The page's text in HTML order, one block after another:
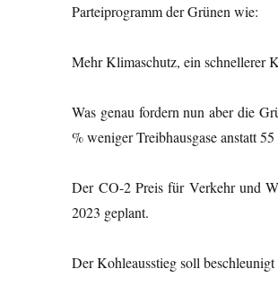
Parteiprogramm der Grünen wie:
Mehr Klimaschutz, ein schnellerer
Was genau fordern nun aber die
% weniger Treibhausgase anstatt
Der CO-2 Preis für Verkehr und
2023 geplant.
Der Kohleausstieg soll